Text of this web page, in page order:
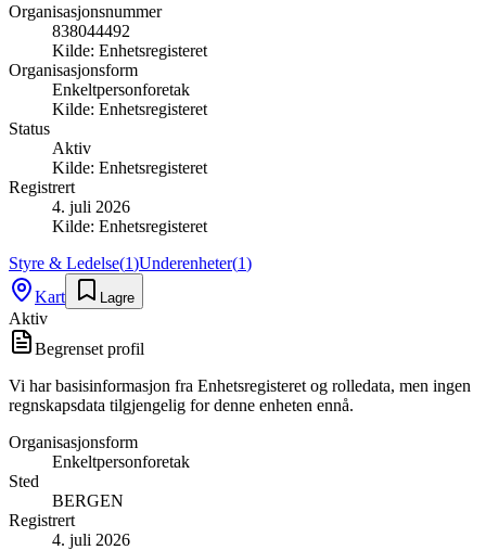
Organisasjonsnummer
838044492
Kilde: Enhetsregisteret
Organisasjonsform
Enkeltpersonforetak
Kilde: Enhetsregisteret
Status
Aktiv
Kilde: Enhetsregisteret
Registrert
4. juli 2026
Kilde: Enhetsregisteret
Styre & Ledelse(1)Underenheter(1)
Kart
Lagre
Aktiv
Begrenset profil
Vi har basisinformasjon fra Enhetsregisteret og rolledata, men ingen
regnskapsdata tilgjengelig for denne enheten ennå.
Organisasjonsform
Enkeltpersonforetak
Sted
BERGEN
Registrert
4. juli 2026